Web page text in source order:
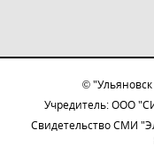
©
Учредитель: ООО
Свидетельство СМИ